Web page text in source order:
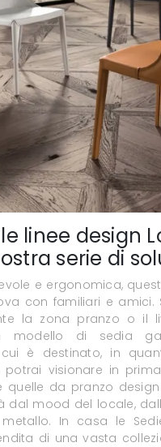
linee design
serie di
e ergonomica,
con familiari e amici.
la zona pranzo o il
modello di sedia
è destinato, in
potrai visionare in
da pranzo
mood del locale,
In casa le
di una vasta